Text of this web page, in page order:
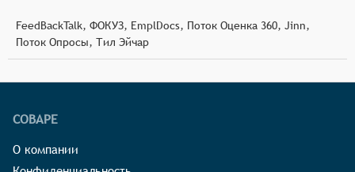
FeedBackTalk, ФОКУЗ, EmplDocs, Поток Оценка 360, Jinn,
Поток Опросы, Тил Эйчар
СОВАРЕ
О компании